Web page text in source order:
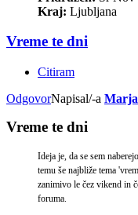
Kraj: Ljubljana
Vreme te dni
Citiram
OdgovorNapisal/-a
Vreme te dni
Ideja je, da se sem
temu še najbliže tema
zanimivo le čez vikend in
foruma.